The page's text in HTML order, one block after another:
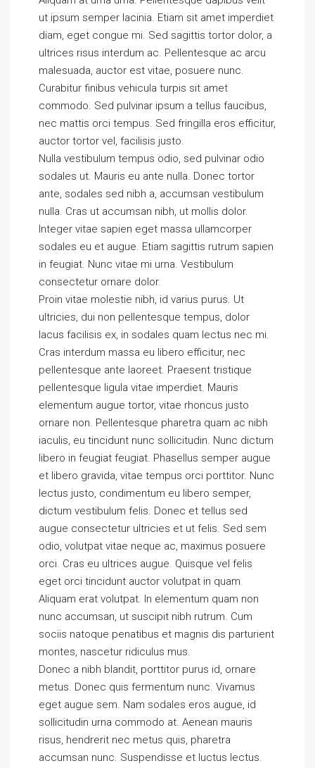
ut ipsum semper lacinia. Etiam sit amet imperdiet
diam, eget congue mi. Sed sagittis tortor dolor, a
ultrices risus interdum ac. Pellentesque ac arcu
malesuada, auctor est vitae, posuere nunc.
Curabitur finibus vehicula turpis sit amet
commodo. Sed pulvinar ipsum a tellus faucibus,
nec mattis orci tempus. Sed fringilla eros efficitur,
auctor tortor vel, facilisis justo.
Nulla vestibulum tempus odio, sed pulvinar odio
sodales ut. Mauris eu ante nulla. Donec tortor
ante, sodales sed nibh a, accumsan vestibulum
nulla. Cras ut accumsan nibh, ut mollis dolor.
Integer vitae sapien eget massa ullamcorper
sodales eu et augue. Etiam sagittis rutrum sapien
in feugiat. Nunc vitae mi urna. Vestibulum
consectetur ornare dolor.
Proin vitae molestie nibh, id varius purus. Ut
ultricies, dui non pellentesque tempus, dolor
lacus facilisis ex, in sodales quam lectus nec mi.
Cras interdum massa eu libero efficitur, nec
pellentesque ante laoreet. Praesent tristique
pellentesque ligula vitae imperdiet. Mauris
elementum augue tortor, vitae rhoncus justo
ornare non. Pellentesque pharetra quam ac nibh
iaculis, eu tincidunt nunc sollicitudin. Nunc dictum
libero in feugiat feugiat. Phasellus semper augue
et libero gravida, vitae tempus orci porttitor. Nunc
lectus justo, condimentum eu libero semper,
dictum vestibulum felis. Donec et tellus sed
augue consectetur ultricies et ut felis. Sed sem
odio, volutpat vitae neque ac, maximus posuere
orci. Cras eu ultrices augue. Quisque vel felis
eget orci tincidunt auctor volutpat in quam.
Aliquam erat volutpat. In elementum quam non
nunc accumsan, ut suscipit nibh rutrum. Cum
sociis natoque penatibus et magnis dis parturient
montes, nascetur ridiculus mus.
Donec a nibh blandit, porttitor purus id, ornare
metus. Donec quis fermentum nunc. Vivamus
eget augue sem. Nam sodales eros augue, id
sollicitudin urna commodo at. Aenean mauris
risus, hendrerit nec metus quis, pharetra
accumsan nunc. Suspendisse et luctus lectus.